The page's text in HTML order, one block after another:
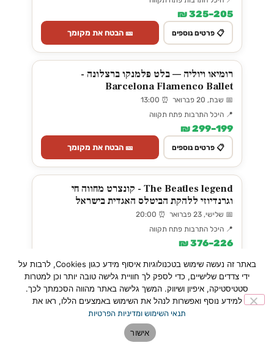
205–325 ₪
📋 פרטים נוספים 🎫 הבטח את מקומך
רומיאו ויוליה — בלט פלמנקו ברצלונה -
Barcelona Flamenco Ballet
📅 שבת, 20 פברואר ⏰ 13:00
📍 היכל התרבות פתח תקווה
199–299 ₪
📋 פרטים נוספים 🎫 הבטח את מקומך
The Beatles legend - קונצרט מחווה חי
וגרנדיוזי ללהקת הביטלס האגדית בישראל
📅 שלישי, 23 פברואר ⏰ 20:00
📍 היכל התרבות פתח תקווה
226–376 ₪
📋 פרטים נוספים 🎫 הבטח את מקומך
אירועים בKartisim · כרטיסים מאובטחים
פוטו מגנה - הזמינו עכשיו ואספו בפ״ת! →
באתר זה נעשה שימוש בטכנולוגיות איסוף מידע כגון Cookies, לרבות על
ידי צדדים שלישיים, כדי לספק לך חוויית גלישה טובה יותר וכן למטרות
סטטיסטיקה, איפיון ושיווק. המשך גלישה באתר מהווה הסכמתך לכך.
למידע נוסף ואפשרות לנהל את השימוש באמצעים הללו, ראו את
תנאי השימוש ומדיניות הפרטיות
אישור